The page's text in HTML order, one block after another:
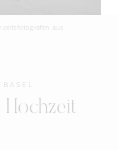
aus